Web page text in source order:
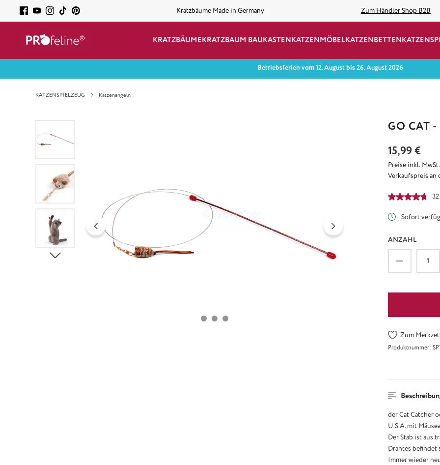
Kratzbäume Made in Germany Zum Händler Shop B2B
KRATZBÄUMEKRATZBAUM BAUKASTENKATZENMÖBELKATZENBETTEN
Betriebsferien vom 12. August bis 26. August 2026
KATZENSPIELZEUG Katzenangeln
GO CAT
Regulärer Preis:
15,99 €
Preise inkl.
Verkaufspreis an
Sofort
ANZAHL
Produkt
Zum
Produktnummer:
der Cat Catcher
U.S.A. mit
Der Stab ist aus
Drahtes befindet
Immer wieder